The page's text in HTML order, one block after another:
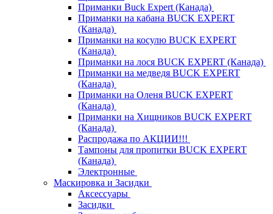
Приманки Buck Expert (Канада)
Приманки на кабана BUCK EXPERT
(Канада)
Приманки на косулю BUCK EXPERT
(Канада)
Приманки на лося BUCK EXPERT (Канада)
Приманки на медведя BUCK EXPERT
(Канада)
Приманки на Оленя BUCK EXPERT
(Канада)
Приманки на Хищников BUCK EXPERT
(Канада)
Распродажа по АКЦИИ!!!
Тампоны для пропитки BUCK EXPERT
(Канада)
Электронные
Маскировка и Засидки
Аксессуары
Засидки